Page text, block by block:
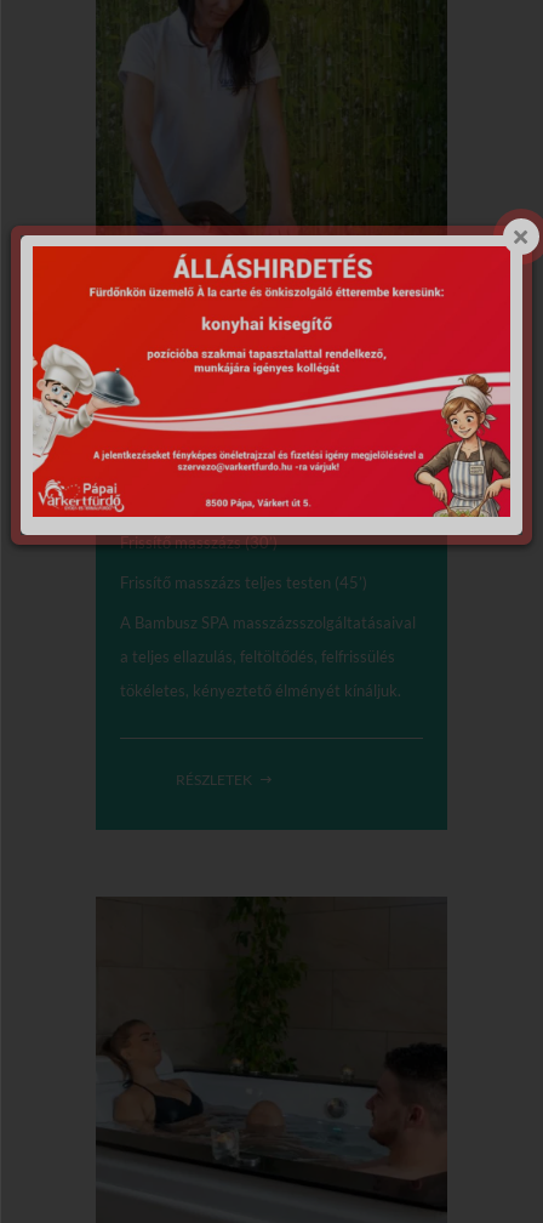
Masszázsok,
testkezelések
Frissítő masszázs (30’)
Frissítő masszázs teljes testen (45’)
A Bambusz SPA masszázsszolgáltatásaival
a teljes ellazulás, feltöltődés, felfrissülés
tökéletes, kényeztető élményét kínáljuk.
RÉSZLETEK